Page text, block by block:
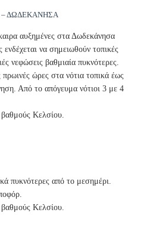
– ΔΩΔΕΚΑΝΗΣΑ
αυξημένες στα Δωδεκάνησα
να σημειωθούν τοπικές
νεφώσεις βαθμιαία πυκνότερες.
ώρες στα νότια τοπικά έως
Από το απόγευμα νότιοι 3 με 4
Κελσίου.
πυκνότερες από το μεσημέρι.
Κελσίου.